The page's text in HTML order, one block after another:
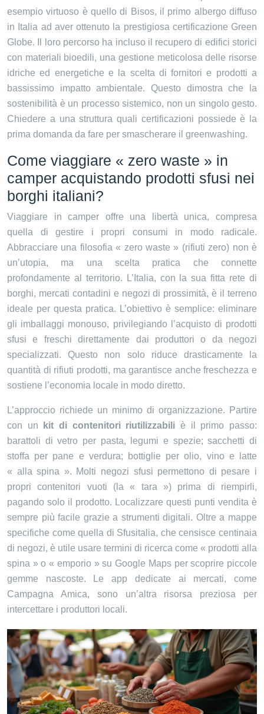
esempio virtuoso è quello di Bisos, il primo albergo diffuso
in Italia ad aver ottenuto la prestigiosa certificazione Green
Globe. Il loro percorso ha incluso il recupero di edifici storici
con materiali bioedili, una gestione meticolosa delle risorse
idriche ed energetiche e la scelta di fornitori e prodotti a
bassissimo impatto ambientale. Questo dimostra che la
sostenibilità è un processo sistemico, non un singolo gesto.
Chiedere a una struttura quali certificazioni possiede è la
prima domanda da fare per smascherare il greenwashing.
Come viaggiare « zero waste » in
camper acquistando prodotti sfusi nei
borghi italiani?
Viaggiare in camper offre una libertà unica, compresa
quella di gestire i propri consumi in modo radicale.
Abbracciare una filosofia « zero waste » (rifiuti zero) non è
un’utopia, ma una scelta pratica che connette
profondamente al territorio. L’Italia, con la sua fitta rete di
borghi, mercati contadini e negozi di prossimità, è il terreno
ideale per questa pratica. L’obiettivo è semplice: eliminare
gli imballaggi monouso, privilegiando l’acquisto di prodotti
sfusi e freschi direttamente dai produttori o da negozi
specializzati. Questo non solo riduce drasticamente la
quantità di rifiuti prodotti, ma garantisce anche freschezza e
sostiene l’economia locale in modo diretto.
L’approccio richiede un minimo di organizzazione. Partire
con un
kit di contenitori riutilizzabili è il primo passo:
barattoli di vetro per pasta, legumi e spezie; sacchetti di
stoffa per pane e verdura; bottiglie per olio, vino e latte
« alla spina ». Molti negozi sfusi permettono di pesare i
propri contenitori vuoti (la « tara ») prima di riempirli,
pagando solo il prodotto. Localizzare questi punti vendita è
sempre più facile grazie a strumenti digitali. Oltre a mappe
specifiche come quella di Sfusitalia, che censisce centinaia
di negozi, è utile usare termini di ricerca come « prodotti alla
spina » o « emporio » su Google Maps per scoprire piccole
gemme nascoste. Le app dedicate ai mercati, come
Campagna Amica, sono un’altra risorsa preziosa per
intercettare i produttori locali.